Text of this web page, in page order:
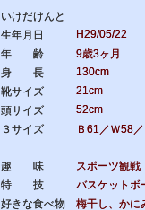
いけだけんと
生年月日
H29/05/22
年 齢
9歳3ヶ月
身 長
130cm
靴サイズ
21cm
頭サイズ
52cm
３サイズ
Ｂ61／Ｗ58
趣 味
スポーツ観戦
特 技
バスケットボ
好きな食べ物
梅干し、かに